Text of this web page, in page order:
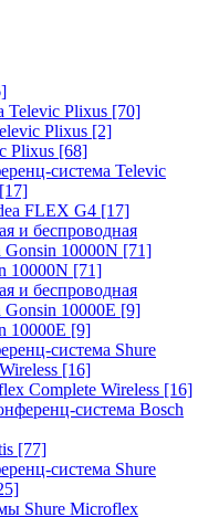
Televic Plixus [70]
Plixus [2]
Plixus [68]
система Televic
[17]
FLEX G4 [17]
и беспроводная
Gonsin 10000N [71]
10000N [71]
и беспроводная
10000E [9]
10000E [9]
система Shure
[16]
Complete Wireless [16]
система Bosch
[77]
система Shure
Shure Microflex